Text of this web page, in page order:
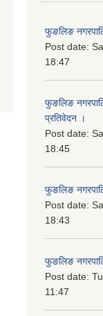
फुङलिङ
Post date:
18:47
फुङलिङ
प्रतिवेदन ।
Post date:
18:45
फुङलिङ
Post date:
18:43
फुङलिङ
Post date:
11:47